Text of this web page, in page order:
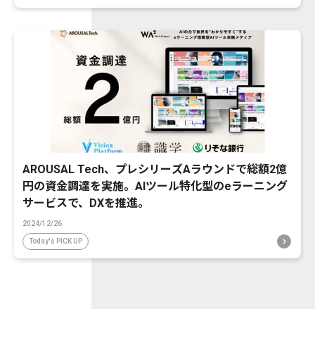
AROUSAL Tech、プレシリーズAラウンドで総額2億
円の資金調達を実施。AIツール特化型のeラーニング
サービスで、DXを推進。
2024/12/26
Today's PICK UP